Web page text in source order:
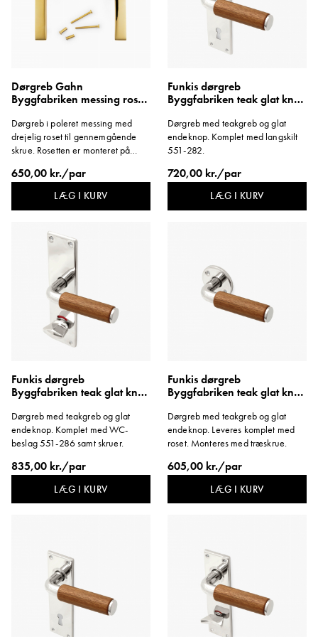
Dørgreb Gahn
Byggfabriken messing roset
Dørgreb i poleret messing med
drejelig roset til gennemgående
skrue. Rosetten er monteret på
originaltegning af Wolter Gahn,
650,00 kr./par
LÆG I KURV
Funkis dørgreb
Byggfabriken teak glat knop
Dørgreb med teakgreb og glat
endeknop. Komplet med langskilt
551-282.
720,00 kr./par
LÆG I KURV
Funkis dørgreb
Byggfabriken teak glat knop
Dørgreb med teakgreb og glat
endeknop. Komplet med WC-
beslag 551-286 samt skruer.
835,00 kr./par
LÆG I KURV
Funkis dørgreb
Byggfabriken teak glat knop
Dørgreb med teakgreb og glat
endeknop. Leveres komplet med
roset. Monteres med træskrue.
605,00 kr./par
LÆG I KURV